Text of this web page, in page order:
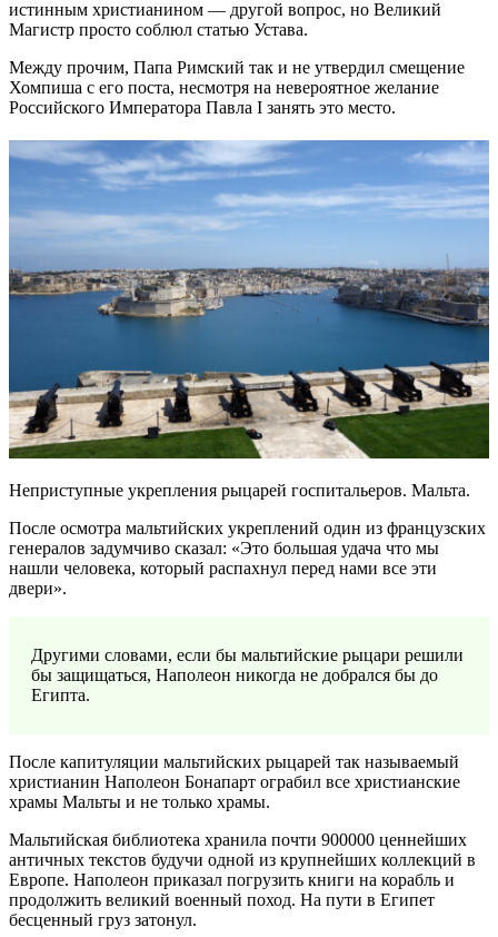
истинным христианином — другой вопрос, но Великий
Магистр просто соблюл статью Устава.
Между прочим, Папа Римский так и не утвердил смещение
Хомпиша с его поста, несмотря на невероятное желание
Российского Императора Павла I занять это место.
Неприступные укрепления рыцарей госпитальеров. Мальта.
После осмотра мальтийских укреплений один из французских
генералов задумчиво сказал: «Это большая удача что мы
нашли человека, который распахнул перед нами все эти
двери».
Другими словами, если бы мальтийские рыцари решили
бы защищаться, Наполеон никогда не добрался бы до
Египта.
После капитуляции мальтийских рыцарей так называемый
христианин Наполеон Бонапарт ограбил все христианские
храмы Мальты и не только храмы.
Мальтийская библиотека хранила почти 900000 ценнейших
античных текстов будучи одной из крупнейших коллекций в
Европе. Наполеон приказал погрузить книги на корабль и
продолжить великий военный поход. На пути в Египет
бесценный груз затонул.